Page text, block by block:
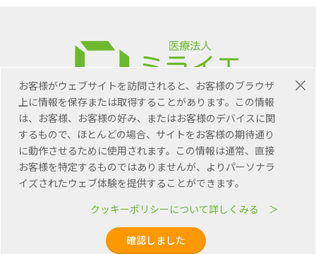
医療法人ミライエの公式サイト
ミライエの公式SNS
緑町診療所公式アカウント
お客様がウェブサイトを訪問されると、お客様のブラウザ
上に情報を保存または取得することがあります。この情報
は、お客様、お客様の好み、またはお客様のデバイスに関
するもので、ほとんどの場合、サイトをお客様の期待通り
に動作させるために使用されます。この情報は通常、直接
お客様を特定するものではありませんが、よりパーソナラ
イズされたウェブ体験を提供することができます。
クッキーポリシーについて詳しくみる ＞
確認しました